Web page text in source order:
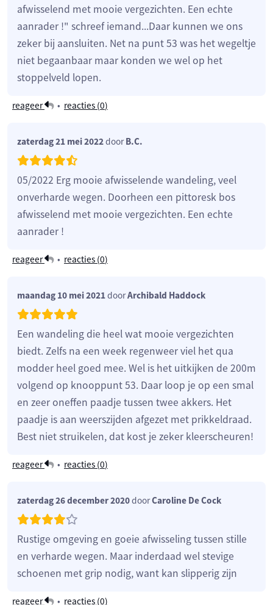
afwisselend met mooie vergezichten. Een echte
aanrader !" schreef iemand...Daar kunnen we ons
zeker bij aansluiten. Net na punt 53 was het wegeltje
niet begaanbaar maar konden we wel op het
stoppelveld lopen.
reageer • reacties (0)
zaterdag 21 mei 2022doorB.C.
05/2022 Erg mooie afwisselende wandeling, veel
onverharde wegen. Doorheen een pittoresk bos
afwisselend met mooie vergezichten. Een echte
aanrader !
reageer • reacties (0)
maandag 10 mei 2021doorArchibald Haddock
Een wandeling die heel wat mooie vergezichten
biedt. Zelfs na een week regenweer viel het qua
modder heel goed mee. Wel is het uitkijken de 200m
volgend op knooppunt 53. Daar loop je op een smal
en zeer oneffen paadje tussen twee akkers. Het
paadje is aan weerszijden afgezet met prikkeldraad.
Best niet struikelen, dat kost je zeker kleerscheuren!
reageer • reacties (0)
zaterdag 26 december 2020doorCaroline De Cock
Rustige omgeving en goeie afwisseling tussen stille
en verharde wegen. Maar inderdaad wel stevige
schoenen met grip nodig, want kan slipperig zijn
reageer • reacties (0)